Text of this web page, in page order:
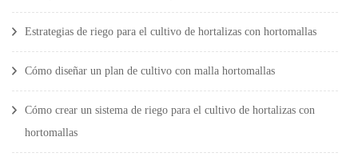
Estrategias de riego para el cultivo de hortalizas con hortomallas
Cómo diseñar un plan de cultivo con malla hortomallas
Cómo crear un sistema de riego para el cultivo de hortalizas con
hortomallas